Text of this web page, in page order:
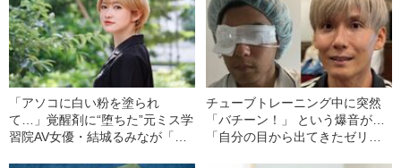
「アソコに白い粉を塗られ
て…」覚醒剤に“堕ちた”元ミス学
習院AV女優・結城るみなが「逮
チューブトレーニング中に突然
「バチーン！」 という爆音が…
「自分の目から出てきたゼリー